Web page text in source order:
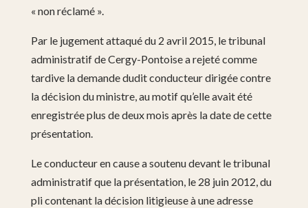
« non réclamé ».
Par le jugement attaqué du 2 avril 2015, le tribunal
administratif de Cergy-Pontoise a rejeté comme
tardive la demande dudit conducteur dirigée contre
la décision du ministre, au motif qu’elle avait été
enregistrée plus de deux mois après la date de cette
présentation.
Le conducteur en cause a soutenu devant le tribunal
administratif que la présentation, le 28 juin 2012, du
pli contenant la décision litigieuse à une adresse